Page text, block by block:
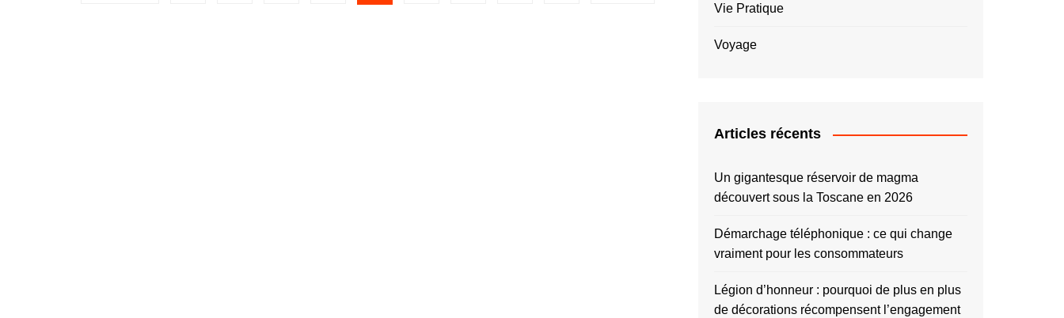
Vie Pratique
Voyage
Articles récents
Un gigantesque réservoir de magma
découvert sous la Toscane en 2026
Démarchage téléphonique : ce qui change
vraiment pour les consommateurs
Légion d’honneur : pourquoi de plus en plus
de décorations récompensent l’engagement